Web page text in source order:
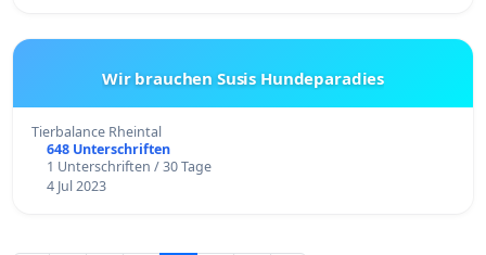
Wir brauchen Susis Hundeparadies
Tierbalance Rheintal
648 Unterschriften
1 Unterschriften / 30 Tage
4 Jul 2023